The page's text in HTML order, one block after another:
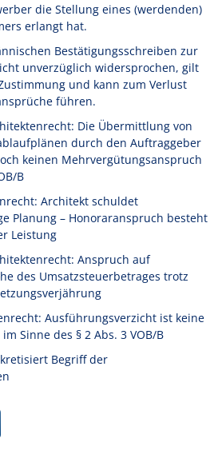
die Stellung eines (werdenden)
erlangt hat.
Bestätigungsschreiben zur
unverzüglich widersprochen, gilt
und kann zum Verlust
führen.
Die Übermittlung von
durch den Auftraggeber
keinen Mehrvergütungsanspruch
B
Architekt schuldet
Planung – Honoraranspruch besteht
Leistung
Anspruch auf
des Umsatzsteuerbetrages trotz
Ausführungsverzicht ist keine
Sinne des § 2 Abs. 3 VOB/B
Begriff der